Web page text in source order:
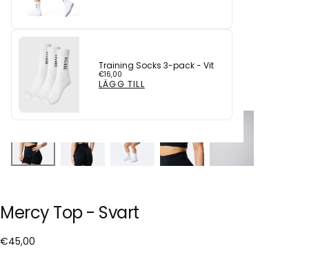
Training Socks 3-pack - Vit
Ordinarie
pris
€16,00
LÄGG TILL
Mercy Top - Svart
€45,00
Ordinarie
€45,00